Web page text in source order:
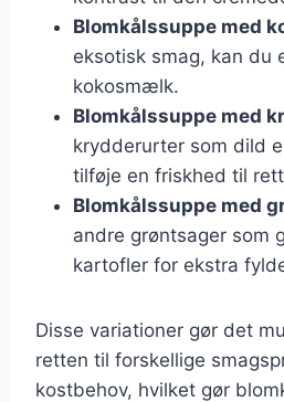
Blomkålssuppe med
eksotisk smag, kan du
kokosmælk.
Blomkålssuppe med
krydderurter som dild
tilføje en friskhed til
Blomkålssuppe med
andre grøntsager som
kartofler for ekstra
Disse variationer gør det
retten til forskellige
kostbehov, hvilket gør